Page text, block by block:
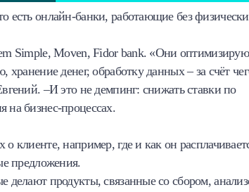
есть онлайн-банки, работающие без
Simple, Moven, Fidor bank. «Они
денег, обработку данных – за счёт
–И это не демпинг: снижать ставки по
на бизнес-процессах.
клиенте, например, где и как он
предложения.
продукты, связанные со сбором,